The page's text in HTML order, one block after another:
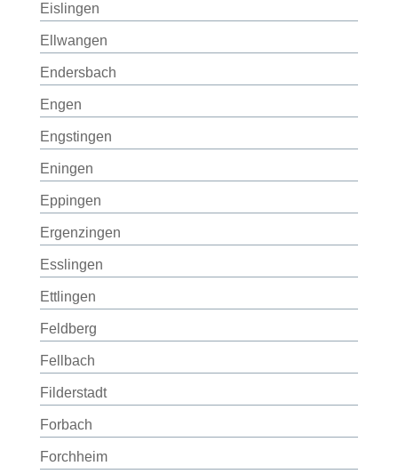
Eislingen
Ellwangen
Endersbach
Engen
Engstingen
Eningen
Eppingen
Ergenzingen
Esslingen
Ettlingen
Feldberg
Fellbach
Filderstadt
Forbach
Forchheim